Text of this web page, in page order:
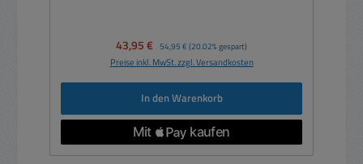
Verkaufspreis:
43,95 € Regulärer Preis:
54,95 € (20.02% gespart)
Preise inkl. MwSt. zzgl. Versandkosten
In den Warenkorb